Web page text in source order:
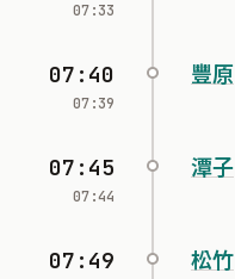
07:33
07:40
07:39
豐原
07:45
07:44
潭子
07:49 松竹